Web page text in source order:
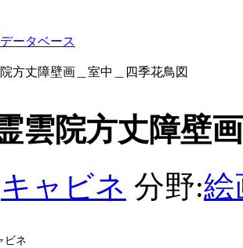
ータベース
方丈障壁画＿室中＿四季花鳥図
雲院方丈障壁
キャビネ 分野:絵
ビネ